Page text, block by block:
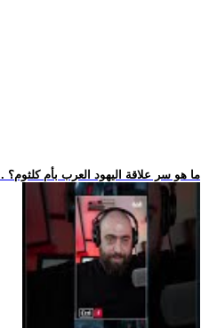
.. ما هو سر علاقة اليهود العرب بأم كلثوم؟